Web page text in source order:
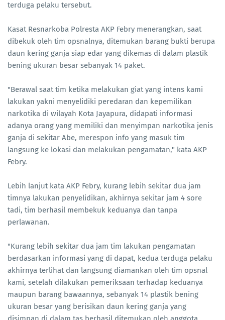
terduga pelaku tersebut.
Kasat Resnarkoba Polresta AKP Febry menerangkan, saat
dibekuk oleh tim opsnalnya, ditemukan barang bukti berupa
daun kering ganja siap edar yang dikemas di dalam plastik
bening ukuran besar sebanyak 14 paket.
"Berawal saat tim ketika melakukan giat yang intens kami
lakukan yakni menyelidiki peredaran dan kepemilikan
narkotika di wilayah Kota Jayapura, didapati informasi
adanya orang yang memiliki dan menyimpan narkotika jenis
ganja di sekitar Abe, merespon info yang masuk tim
langsung ke lokasi dan melakukan pengamatan," kata AKP
Febry.
Lebih lanjut kata AKP Febry, kurang lebih sekitar dua jam
timnya lakukan penyelidikan, akhirnya sekitar jam 4 sore
tadi, tim berhasil membekuk keduanya dan tanpa
perlawanan.
"Kurang lebih sekitar dua jam tim lakukan pengamatan
berdasarkan informasi yang di dapat, kedua terduga pelaku
akhirnya terlihat dan langsung diamankan oleh tim opsnal
kami, setelah dilakukan pemeriksaan terhadap keduanya
maupun barang bawaannya, sebanyak 14 plastik bening
ukuran besar yang berisikan daun kering ganja yang